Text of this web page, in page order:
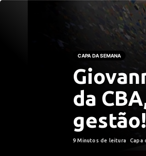
CAPA DA SEMANA
da
gestão!
9 Minutos de leitura Capa